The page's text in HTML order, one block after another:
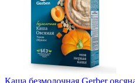
Каша безмолочная Gerber